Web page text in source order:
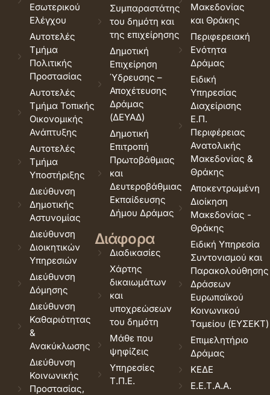
Εσωτερικού
Ελέγχου
Αυτοτελές
Τμήμα
Πολιτικής
Προστασίας
Αυτοτελές
Τμήμα Τοπικής
Οικονομικής
Ανάπτυξης
Αυτοτελές
Τμήμα
Υποστήριξης
Διεύθυνση
Δημοτικής
Αστυνομίας
Διεύθυνση
Διοικητικών
Υπηρεσιών
Διεύθυνση
Δόμησης
Διεύθυνση
Καθαριότητας
&
Ανακύκλωσης
Διεύθυνση
Κοινωνικής
Προστασίας,
Συμπαραστάτης
του δημότη και
της επιχείρησης
Δημοτική
Επιχείρηση
Ύδρευσης –
Αποχέτευσης
Δράμας
(ΔΕΥΑΔ)
Δημοτική
Επιτροπή
Πρωτοβάθμιας
και
Δευτεροβάθμιας
Εκπαίδευσης
Δήμου Δράμας
Διάφορα
Διαδικασίες
Χάρτης
δικαιωμάτων
και
υποχρεώσεων
του δημότη
Μάθε που
ψηφίζεις
Υπηρεσίες
Τ.Π.Ε.
Μακεδονίας
και Θράκης
Περιφερειακή
Ενότητα
Δράμας
Ειδική
Υπηρεσίας
Διαχείρισης
Ε.Π.
Περιφέρειας
Ανατολικής
Μακεδονίας &
Θράκης
Αποκεντρωμένη
Διοίκηση
Μακεδονίας -
Θράκης
Ειδική Υπηρεσία
Συντονισμού και
Παρακολούθησης
Δράσεων
Ευρωπαϊκού
Κοινωνικού
Ταμείου (ΕΥΣΕΚΤ)
Επιμελητήριο
Δράμας
ΚΕΔΕ
Ε.Ε.Τ.Α.Α.